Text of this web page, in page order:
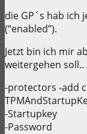
die GP´s hab ich
(“enabled”).
Jetzt bin ich mir
weitergehen soll..
-protectors -add
-Startupkey
-Password